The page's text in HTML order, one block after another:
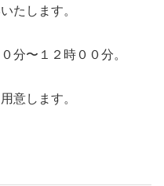
たします。
分〜１２時００分。
意します。